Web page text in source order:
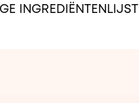
INGREDIËNTENLIJST